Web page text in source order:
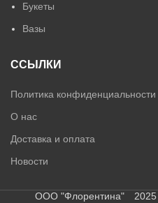
Букеты
Вазы
ССЫЛКИ
Политика конфиденциальности
О нас
Доставка и оплата
Новости
ООО "Флорентина"